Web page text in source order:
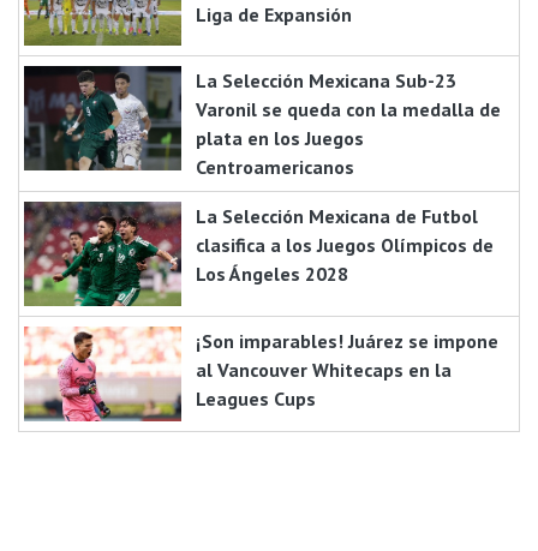
Liga de Expansión
La Selección Mexicana Sub-23
Varonil se queda con la medalla de
plata en los Juegos
Centroamericanos
La Selección Mexicana de Futbol
clasifica a los Juegos Olímpicos de
Los Ángeles 2028
¡Son imparables! Juárez se impone
al Vancouver Whitecaps en la
Leagues Cups